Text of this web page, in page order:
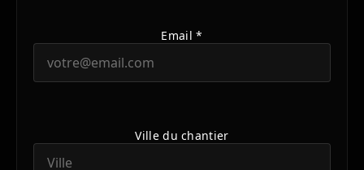
Email *
Ville du chantier